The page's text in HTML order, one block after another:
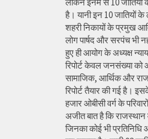
है। यानी इन 10 जातियों
शहरी निकायों के प्रमुख
लोग पार्षद और सरपंच भी
हुए ही आयोग के अध्यक्ष
रिपोर्ट केवल जनसंख्या को
सामाजिक, आर्थिक और
रिपोर्ट तैयार की गई है।
हजार ओबीसी वर्ग के
अजीत बात है कि राजस्थान
जिनका कोई भी